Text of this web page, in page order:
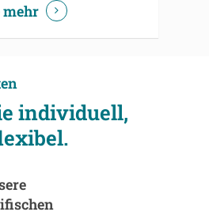
mehr
individuell,